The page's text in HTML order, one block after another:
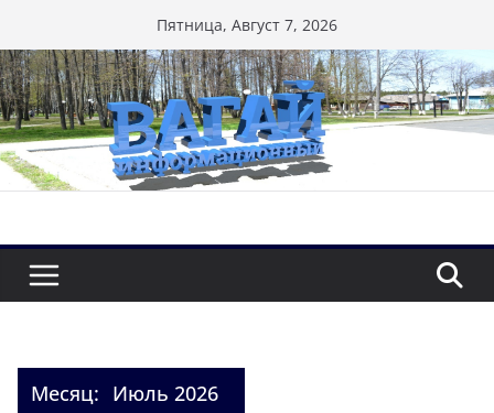
к
содержимому
Пятница, Август 7, 2026
Месяц: Июль 2026